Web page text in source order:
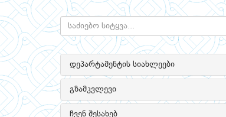
დეპარტამენტის სიახლეები
გზამკვლევი
ჩვენ შესახებ